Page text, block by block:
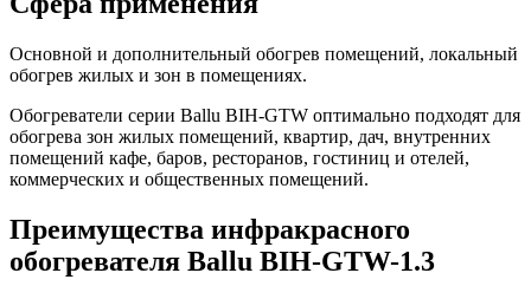
Основной и дополнительный обогрев помещений, локальный
обогрев жилых и зон в помещениях.
Обогреватели серии Ballu BIH-GTW оптимально подходят для
обогрева зон жилых помещений, квартир, дач, внутренних
помещений кафе, баров, ресторанов, гостиниц и отелей,
коммерческих и общественных помещений.
Преимущества инфракрасного
обогревателя Ballu BIH-GTW-1.3